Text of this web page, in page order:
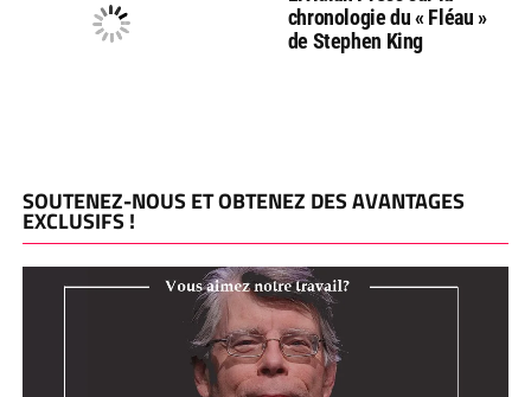
chronologie du « Fléau »
de Stephen King
SOUTENEZ-NOUS ET OBTENEZ DES AVANTAGES
EXCLUSIFS !